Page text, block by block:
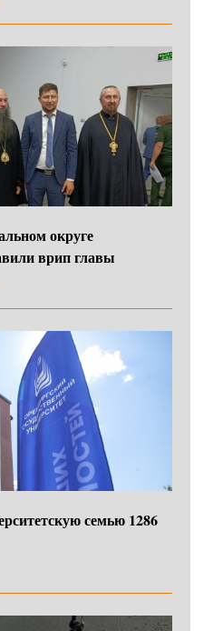
округе
врип главы
семью 1286